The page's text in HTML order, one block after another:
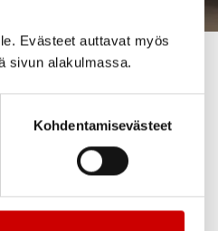
Evästeet auttavat myös
sivun alakulmassa.
Kohdentamisevästeet
Twitter
Jaa Linkedin
Jaa Email
kaksi kertaa